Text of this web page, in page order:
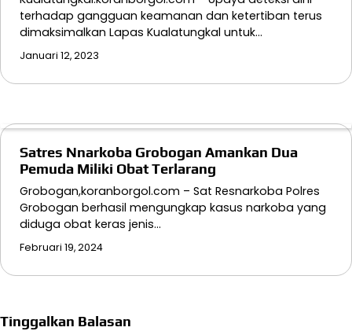
terhadap gangguan keamanan dan ketertiban terus
dimaksimalkan Lapas Kualatungkal untuk…
Januari 12, 2023
Satres Nnarkoba Grobogan Amankan Dua
Pemuda Miliki Obat Terlarang
Grobogan,koranborgol.com – Sat Resnarkoba Polres
Grobogan berhasil mengungkap kasus narkoba yang
diduga obat keras jenis…
Februari 19, 2024
Tinggalkan Balasan